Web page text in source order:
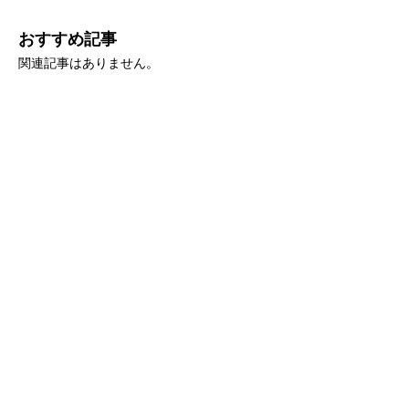
おすすめ記事
関連記事はありません。